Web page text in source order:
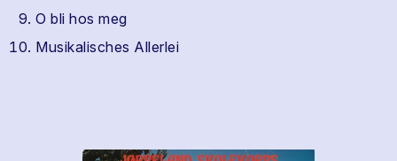
O bli hos meg
Musikalisches Allerlei